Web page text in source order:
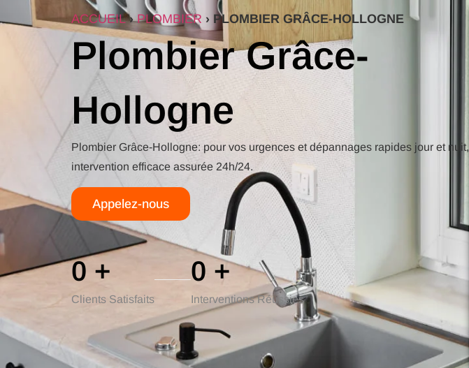
ACCUEIL›PLOMBIER › PLOMBIER GRÂCE-HOLLOGNE
Plombier Grâce-
Hollogne
Plombier Grâce-Hollogne: pour vos urgences et dépannages rapides jour et nuit,
intervention efficace assurée 24h/24.
Appelez-nous
0 +
Clients Satisfaits
0 +
Interventions Réussies